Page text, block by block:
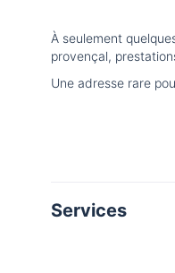
À seulement
provençal,
Une adresse rare
Services